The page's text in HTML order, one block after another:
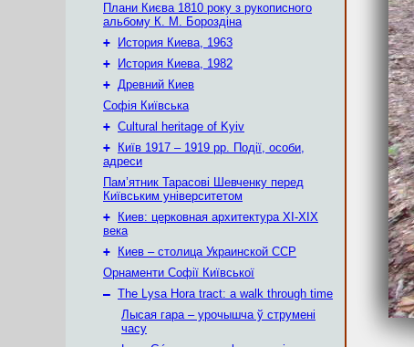
Плани Києва 1810 року з рукописного
альбому К. М. Бороздіна
+
История Киева, 1963
+
История Киева, 1982
+ Древний Киев
Софія Київська
+ Cultural heritage of Kyiv
+
Київ 1917 – 1919 рр. Події, особи,
адреси
Пам’ятник Тарасові Шевченку перед
Київським університетом
+
Киев: церковная архитектура XI-XIX
века
+
Киев – столица Украинской ССР
Орнаменти Софії Київської
– The Lysa Hora tract: a walk through time
Лысая гара – урочышча ў струмені
часу